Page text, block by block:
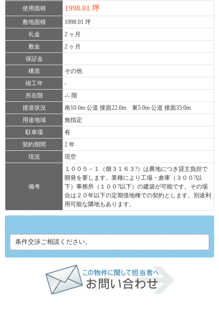
使用面積
1998.01 坪
敷地面積
1998.01 坪
礼金
2 ヶ月
敷金
2 ヶ月
保証金
構造
その他
竣工年
-
所在階
-/- 階
接道状況
南10.0m 公道 接面22.0m 東5.0m 公道 接面35.0m
用途地域
無指定
駐車場
有
契約期間
2 年
現況
現空
備考
１００５－１（畑３１６３?）は農地につき貸主負担で
開発を要します。業種により工場・倉庫（３００?以
下）事務所（１００?以下）の建築が可能です。その場
合は２０年以下の定期借地権での契約とします。別途利
用可能な隣地もあります。
条件交渉ご相談ください。